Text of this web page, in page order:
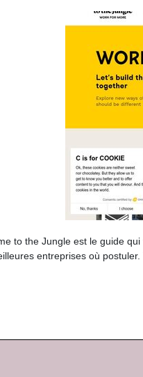
to the Jungle est le guide
entreprises où